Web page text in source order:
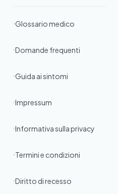
Glossario medico
Domande frequenti
Guida ai sintomi
Impressum
Informativa sulla privacy
Termini e condizioni
Diritto di recesso